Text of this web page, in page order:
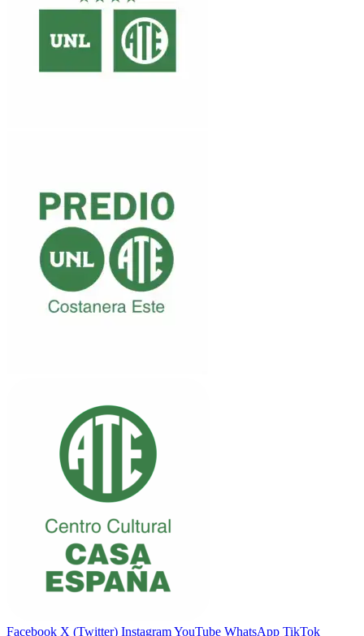
Facebook X (Twitter) InstagramYouTube WhatsApp TikTok